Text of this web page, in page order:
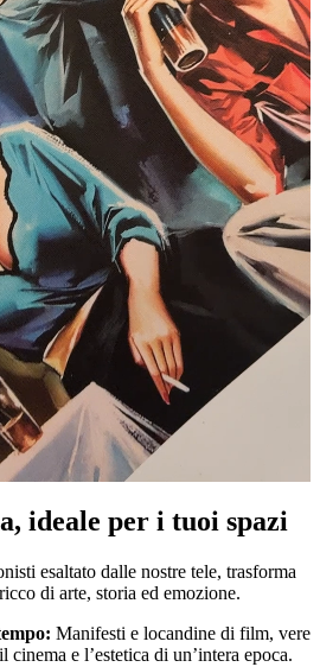
ideale per i tuoi spazi
esaltato dalle nostre tele, trasforma
di arte, storia ed emozione.
Manifesti e locandine di film, vere
cinema e l’estetica di un’intera epoca.